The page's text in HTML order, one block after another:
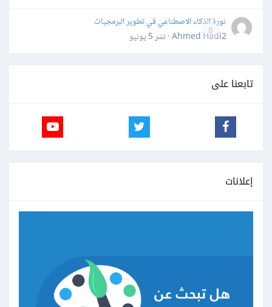
0
ثورة الذكاء الاصطناعي في تطوير البرمجيات
Ahmed Hadi2 · نشر
5 يونيو
تابعنا على
إعلانات